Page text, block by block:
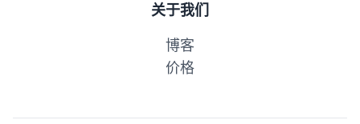
关于我们
博客
价格